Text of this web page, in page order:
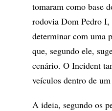
tomaram como base
rodovia Dom Pedro I,
determinar com uma
que, segundo ele,
cenário. O Incident
veículos dentro de
A ideia, segundo os